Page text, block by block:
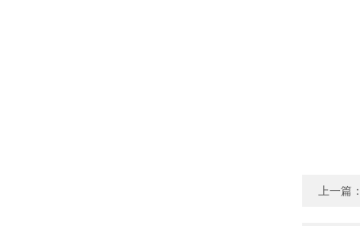
上一篇